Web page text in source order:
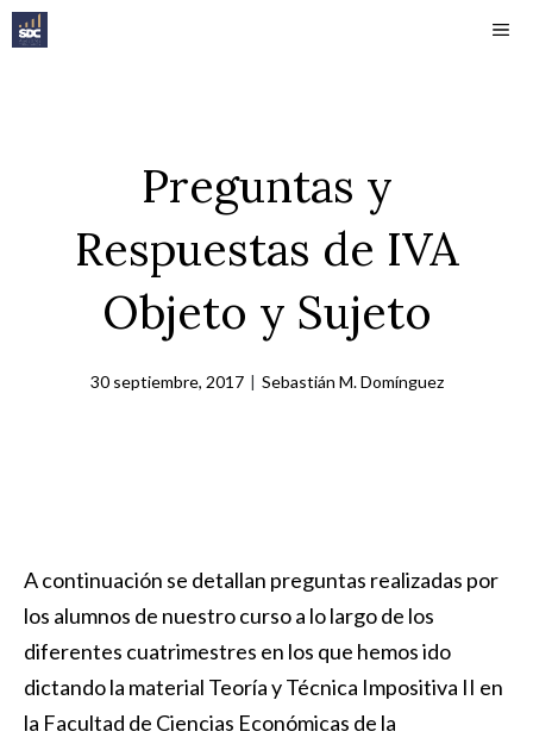
Saltar
al
Preguntas y
Respuestas de IVA
Objeto y Sujeto
30 septiembre, 2017 | Sebastián M. Domínguez
A continuación se detallan preguntas realizadas por
los alumnos de nuestro curso a lo largo de los
diferentes cuatrimestres en los que hemos ido
dictando la material Teoría y Técnica Impositiva II en
la Facultad de Ciencias Económicas de la